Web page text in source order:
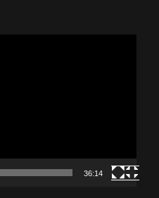
36:14